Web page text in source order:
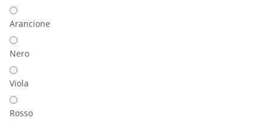
Arancione
Nero
Viola
Rosso